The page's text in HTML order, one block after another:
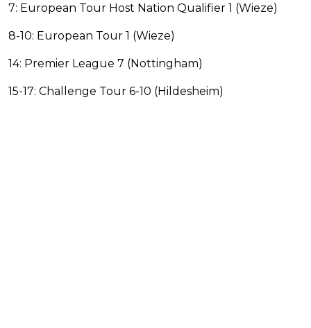
7: European Tour Host Nation Qualifier 1 (Wieze)
8-10: European Tour 1 (Wieze)
14: Premier League 7 (Nottingham)
15-17: Challenge Tour 6-10 (Hildesheim)